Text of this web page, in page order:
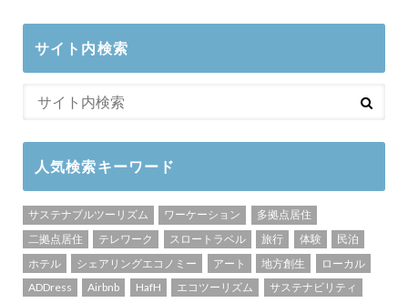
サイト内検索
人気検索キーワード
サステナブルツーリズム ワーケーション
多拠点居住
二拠点居住
テレワーク スロートラベル 旅行 体験
民泊
ホテル
シェアリングエコノミー アート 地方創生
ローカル
ADDress
Airbnb HafH エコツーリズム
サステナビリティ